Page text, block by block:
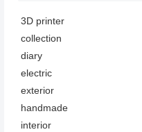
3D printer
collection
diary
electric
exterior
handmade
interior